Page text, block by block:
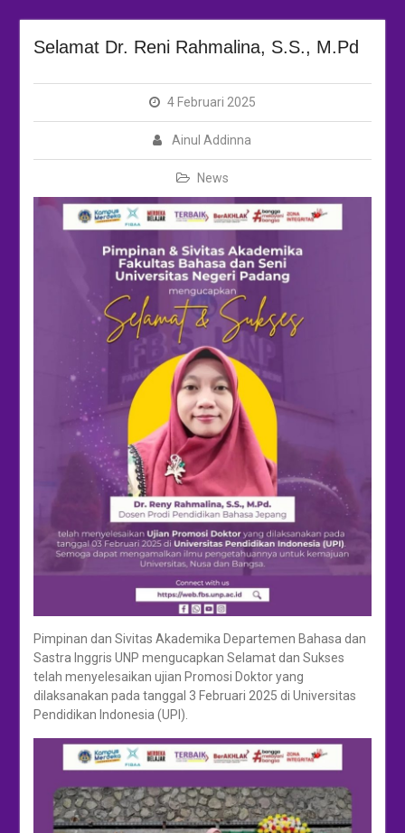
Selamat Dr. Reni Rahmalina, S.S., M.Pd
4 Februari 2025
Ainul Addinna
News
Pimpinan dan Sivitas Akademika Departemen Bahasa dan
Sastra Inggris UNP mengucapkan Selamat dan Sukses
telah menyelesaikan ujian Promosi Doktor yang
dilaksanakan pada tanggal 3 Februari 2025 di Universitas
Pendidikan Indonesia (UPI).